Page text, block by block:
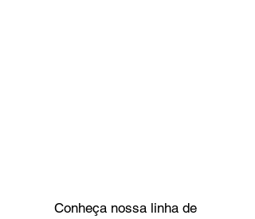
Conheça nossa linha de